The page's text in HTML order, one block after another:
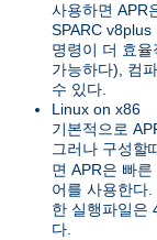
사용하면 APR
SPARC
명령이 더 효
가능하다), 컴
수 있다.
Linux on x86
기본적으로
그러나 구성할
면 APR은 빠
어를 사용한다
한 실행파일은
다.